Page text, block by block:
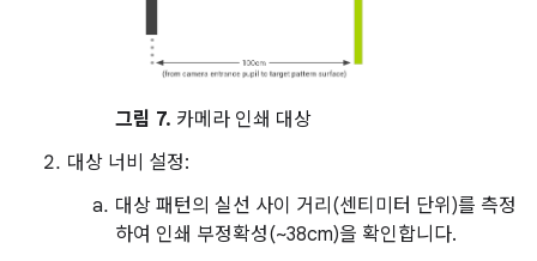
그림 7. 카메라 인쇄 대상
대상 너비 설정:
대상 패턴의 실선 사이 거리(센티미터 단위)를 측정
하여 인쇄 부정확성(~38cm)을 확인합니다.